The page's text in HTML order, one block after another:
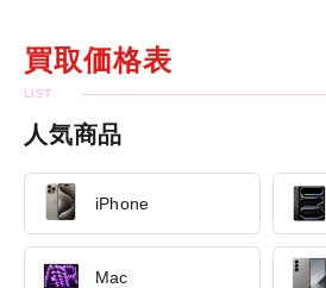
買取価格表
人気商品
iPhone
Mac